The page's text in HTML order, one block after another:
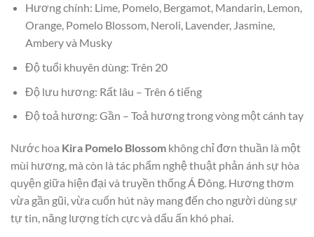
Hương chính: Lime, Pomelo, Bergamot, Mandarin, Lemon,
Orange, Pomelo Blossom, Neroli, Lavender, Jasmine,
Ambery và Musky
Độ tuổi khuyên dùng: Trên 20
Độ lưu hương: Rất lâu – Trên 6 tiếng
Độ toả hương: Gần – Toả hương trong vòng một cánh tay
Nước hoa Kira Pomelo Blossom không chỉ đơn thuần là một
mùi hương, mà còn là tác phẩm nghệ thuật phản ánh sự hòa
quyện giữa hiện đại và truyền thống Á Đông. Hương thơm
vừa gần gũi, vừa cuốn hút này mang đến cho người dùng sự
tự tin, năng lượng tích cực và dấu ấn khó phai.